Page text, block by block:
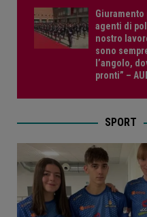
Giuramento
agenti di
nostro
sono
l’angolo,
pronti” –
SPORT